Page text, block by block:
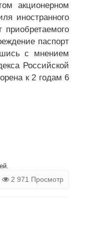
акционерном
иностранного
паспорт
с мнением
Российской
к 2 годам 6
2 971 Просмотр